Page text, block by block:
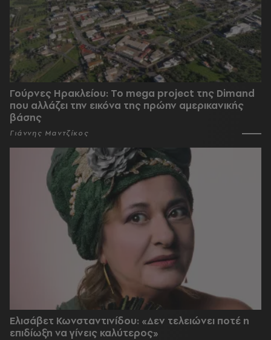
Γούρνες Ηρακλείου: To mega project της Dimand
που αλλάζει την εικόνα της πρώην αμερικανικής
βάσης
Γιάννης Μαντζίκος
Ελισάβετ Κωνσταντινίδου: «Δεν τελειώνει ποτέ η
επιδίωξη να γίνεις καλύτερος»